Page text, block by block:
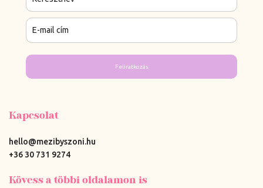
Feliratkozás
Kapcsolat
hello@mezibyszoni.hu
+36 30 731 9274
Kövess a többi oldalamon is